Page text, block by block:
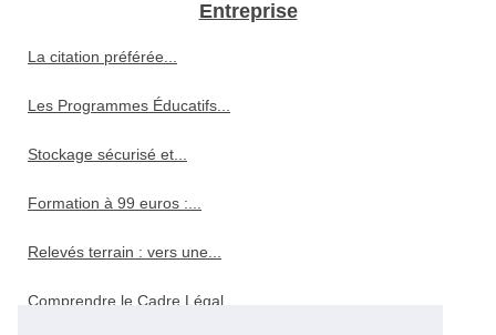
Entreprise
La citation préférée...
Les Programmes Éducatifs...
Stockage sécurisé et...
Formation à 99 euros :...
Relevés terrain : vers une...
Comprendre le Cadre Légal...